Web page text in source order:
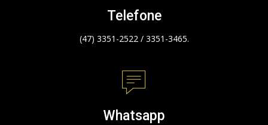
Telefone
(47) 3351-2522 / 3351-3465.
Whatsapp